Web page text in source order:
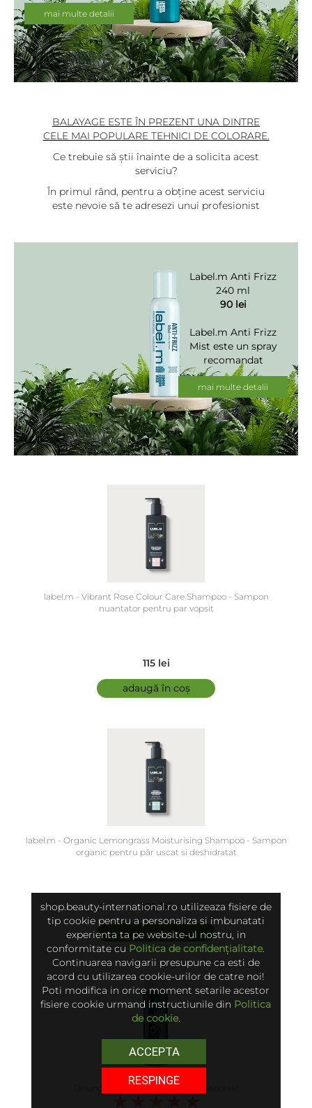
naturale ce ajută
la controlarea
părului creț,
conferind textură
buclelor.
mai multe detalii
BALAYAGE ESTE ÎN PREZENT UNA DINTRE
CELE MAI POPULARE TEHNICI DE COLORARE.
Ce trebuie să știi înainte de a solicita acest
serviciu?
În primul rând, pentru a obține acest serviciu
este nevoie să te adresezi unui profesionist
purta pe durata a 4-5 luni, deci merită să
investești, și să te adresezi unui profesionist și
să-i urmezi sfaturile.
Label.m Anti Frizz
240 ml
90 lei
Label.m Anti Frizz
Mist este un spray
recomandat
pentru toate
tipurile de păr.
Protejează
împotriva
deteriorării
provocate de
factori termici și
mai multe detalii
label.m - Vibrant Rose Colour Care Shampoo - Sampon
nuantator pentru par vopsit
115 lei
adaugă în coș
label.m - Organic Lemongrass Moisturising Shampoo - Sampon
organic pentru păr uscat si deshidratat
159 lei
adaugă în coș
shop.beauty-international.ro utilizeaza fisiere de
tip cookie pentru a personaliza si imbunatati
experienta ta pe website-ul nostru, in
conformitate cu Politica de confidențialitate.
Continuarea navigarii presupune ca esti de
acord cu utilizarea cookie-urilor de catre noi!
Poti modifica in orice moment setarile acestor
fisiere cookie urmand instructiunile din Politica
de cookie.
ACCEPTA
RESPINGE